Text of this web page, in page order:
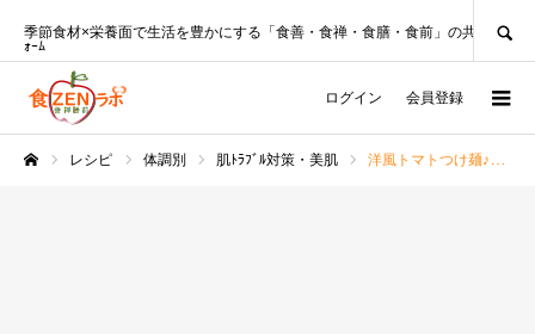
季節食材×栄養面で生活を豊かにする「食善・食禅・食膳・食前」の共創ﾌﾟﾗｯﾄﾌ
ｫｰﾑ
ログイン 会員登録
レシピ 体調別 肌ﾄﾗﾌﾞﾙ対策・美肌 洋風トマトつけ麺♪ちょっぴりお洒落♡【管理栄養士レシピ】